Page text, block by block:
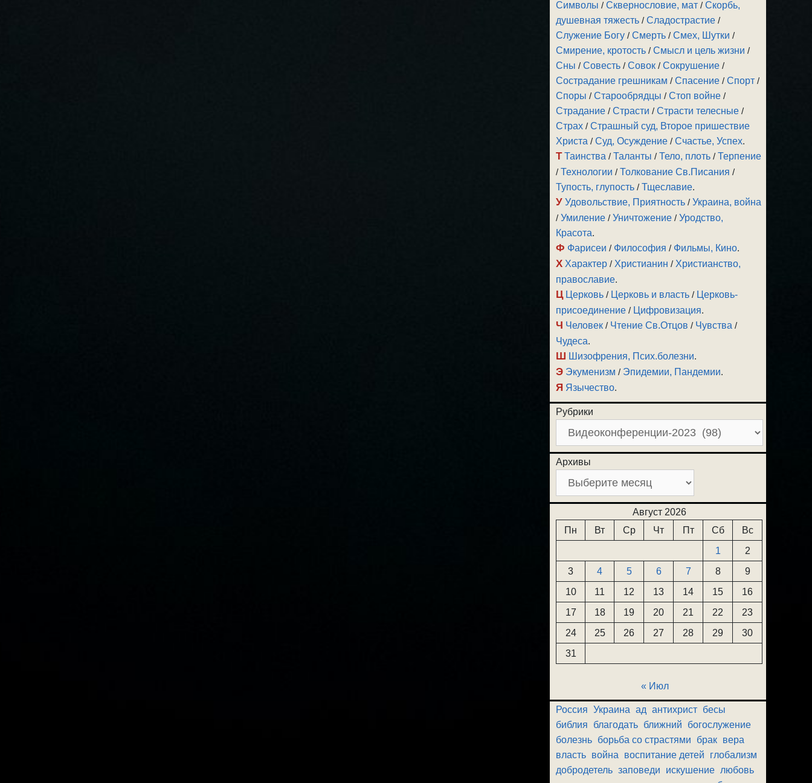
Символы /Сквернословие, мат /Скорбь,
душевная тяжесть /Сладострастие /
Служение Богу /Смерть /Смех, Шутки /
Смирение, кротость /Смысл и цель жизни /
Сны /Совесть /Совок /Сокрушение /
Сострадание грешникам /Спасение /Спорт /
Споры /Старообрядцы /Стоп войне /
Страдание /Страсти /Страсти телесные /
Страх /Страшный суд, Второе пришествие
Христа /Суд, Осуждение /Счастье, Успех.
Т Таинства /Таланты /Тело, плоть /Терпение
/Технологии /Толкование Св.Писания /
Тупость, глупость /Тщеславие.
У Удовольствие, Приятность /Украина, война
/Умиление /Уничтожение /Уродство,
Красота.
Ф Фарисеи / Философия / Фильмы, Кино.
Х Характер / Христианин / Христианство,
православие.
Ц Церковь / Церковь и власть / Церковь-
присоединение / Цифровизация.
Ч Человек / Чтение Св.Отцов / Чувства /
Чудеса.
Ш Шизофрения, Псих.болезни.
Э Экуменизм / Эпидемии, Пандемии.
Я Язычество.
Рубрики
Архивы
Август 2026
Пн
Вт Ср Чт Пт Сб
Вс
1
2
3
4 5 6 7 8
9
10
11 12 13 14 15
16
17
18 19 20 21 22
23
24
25 26 27 28 29
30
31
« Июл
Россия Украина ад антихрист бесы
библия
благодать ближний
богослужение
болезнь борьба со страстями брак вера
власть война воспитание детей
глобализм
добродетель заповеди искушение любовь